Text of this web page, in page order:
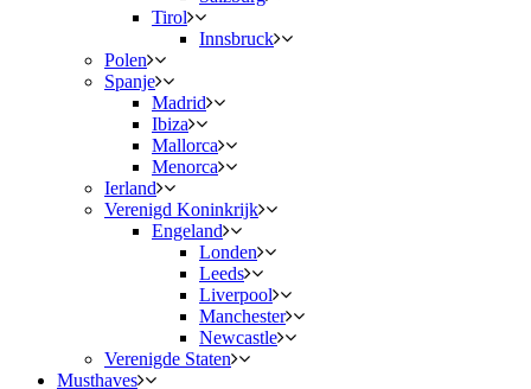
Tirol
Innsbruck
Polen
Spanje
Madrid
Ibiza
Mallorca
Menorca
Ierland
Verenigd Koninkrijk
Engeland
Londen
Leeds
Liverpool
Manchester
Newcastle
Verenigde Staten
Musthaves